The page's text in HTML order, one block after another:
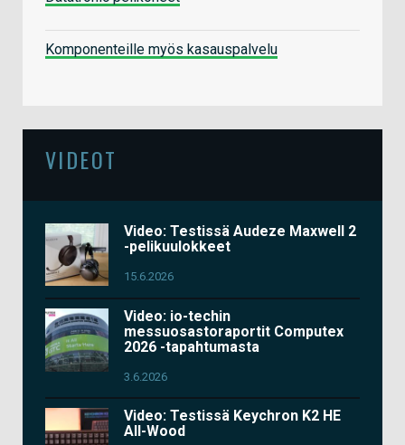
Komponenteille myös kasauspalvelu
VIDEOT
Video: Testissä Audeze Maxwell 2
-pelikuulokkeet
15.6.2026
Video: io-techin
messuosastoraportit Computex
2026 -tapahtumasta
3.6.2026
Video: Testissä Keychron K2 HE
All-Wood